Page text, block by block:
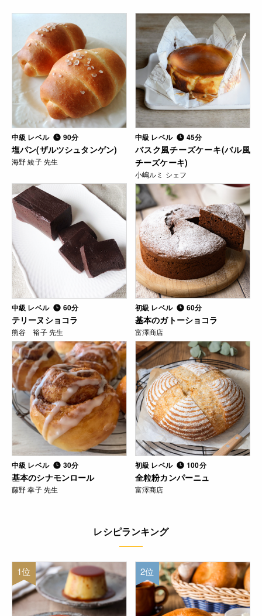
中級 レベル 90分
塩パン(ザルツシュタンゲン)
海野 綾子 先生
中級 レベル 45分
バスク風チーズケーキ(バル風
チーズケーキ)
小嶋ルミ シェフ
中級 レベル 60分
テリーヌショコラ
熊谷 裕子 先生
初級 レベル 60分
基本のガトーショコラ
富澤商店
中級 レベル 30分
基本のシナモンロール
藤野 幸子 先生
初級 レベル 100分
全粒粉カンパーニュ
富澤商店
レシピランキング
1位 2位